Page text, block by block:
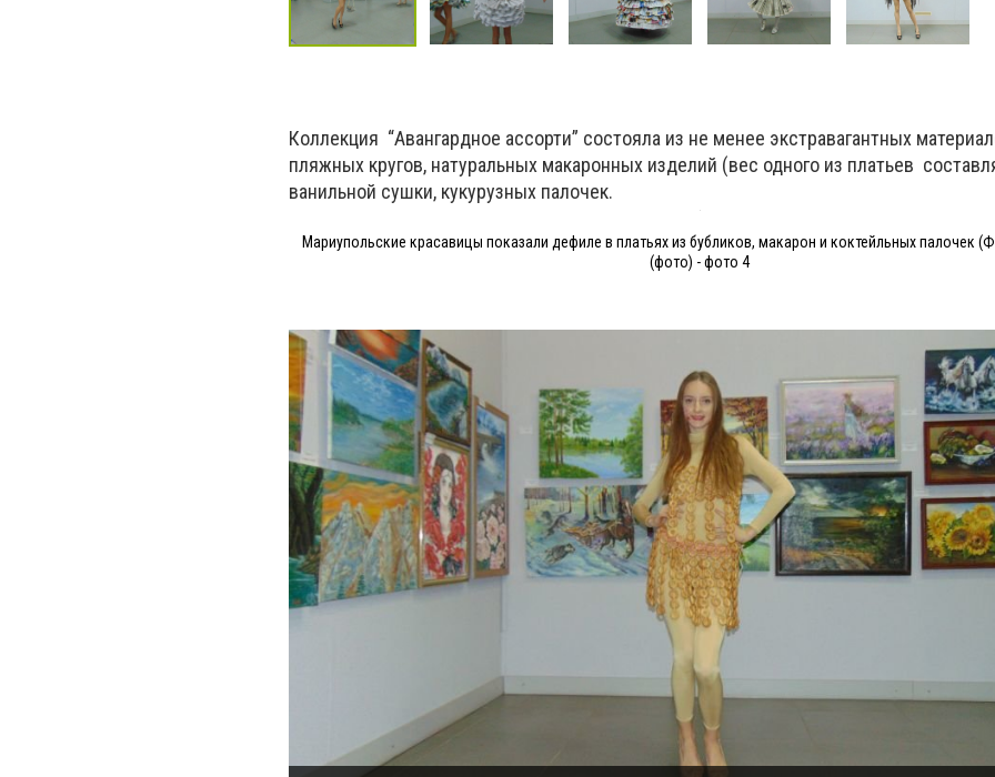
Коллекция “Авангардное ассорти” состояла из не менее экстравагантных
пляжных кругов, натуральных макаронных изделий (вес одного из платьев
ванильной сушки, кукурузных палочек.
Мариупольские красавицы показали дефиле в платьях из бубликов, макарон и коктейльных палочек
(фото) - фото 4